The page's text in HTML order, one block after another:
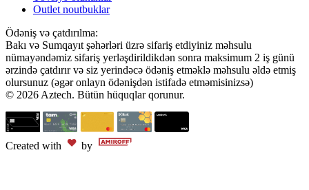
Outlet noutbuklar
Ödəniş və çatdırılma:
Bakı və Sumqayıt şəhərləri üzrə sifariş etdiyiniz məhsulu
nümayəndəmiz sifariş yerləşdirildikdən sonra maksimum 2 iş günü
ərzində çatdırır və siz yerindəcə ödəniş etməklə məhsulu əldə etmiş
olursunuz (əgər onlayn ödənişdən istifadə etməmisinizsə)
© 2026 Aztech. Bütün hüquqlar qorunur.
Created with by